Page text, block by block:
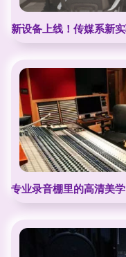
新设备上线！传媒系新
专业录音棚里的高清美